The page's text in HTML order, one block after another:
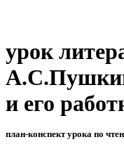
урок
и его
план-конспект урока по